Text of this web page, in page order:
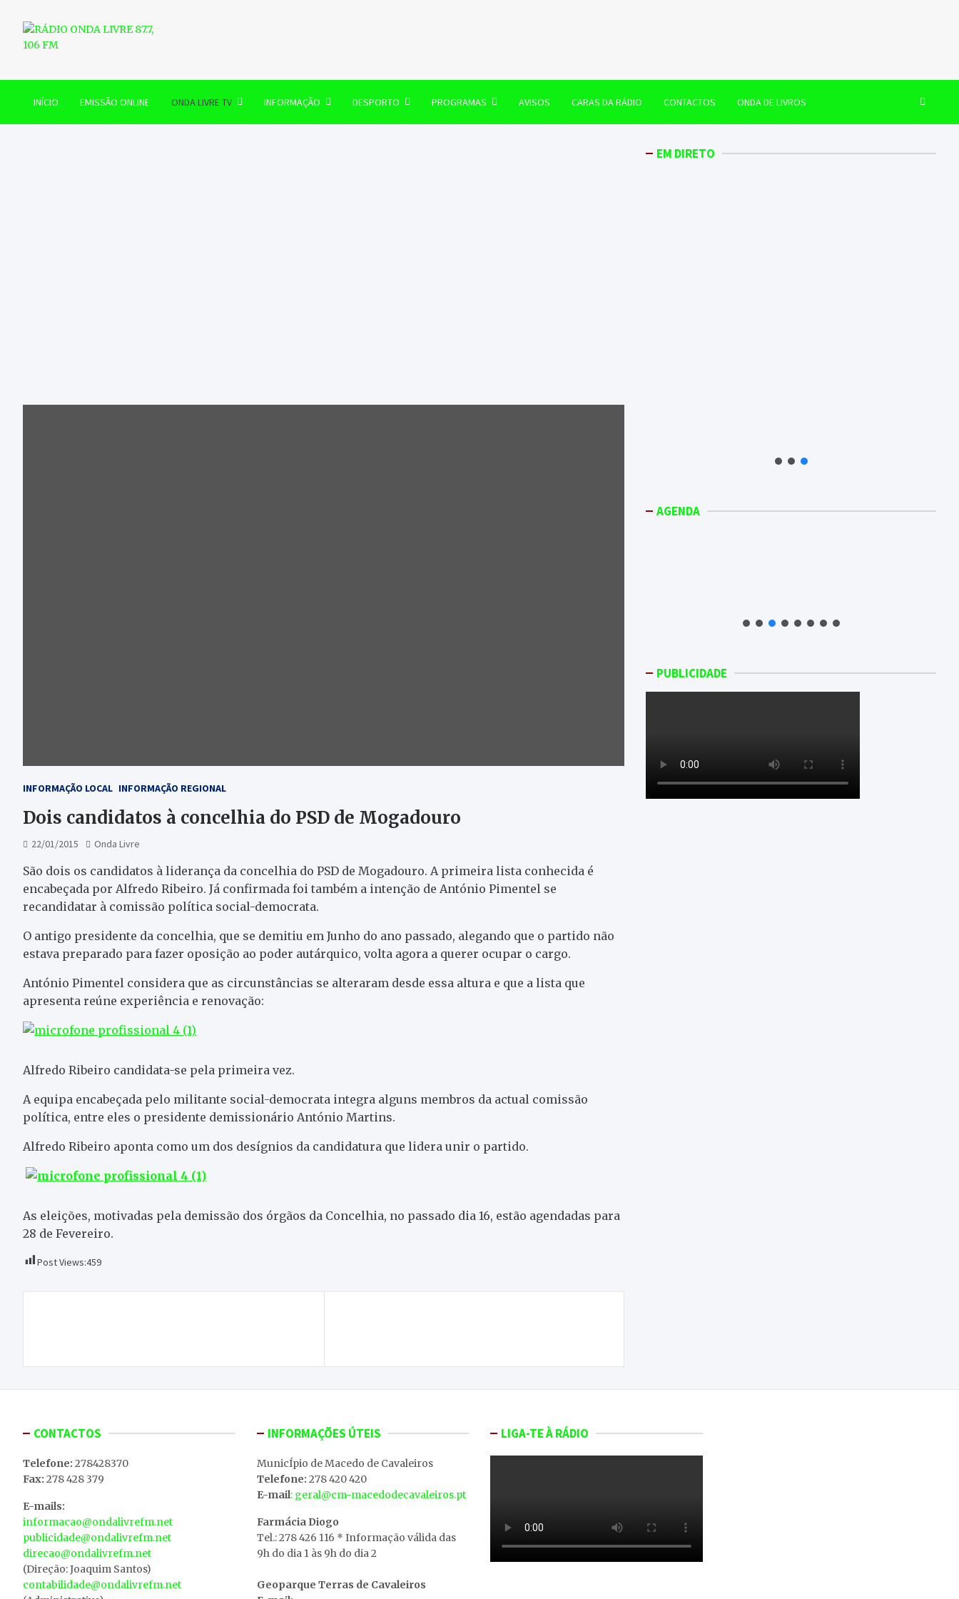
content
RÁDIO ONDA LIVRE 87.7, 106 FM
INÍCIO EMISSÃO ONLINE ONDA LIVRE TV INFORMAÇÃO DESPORTO PROGRAMAS AVISOS CARAS DA RÁDIO CONTACTOS ONDA DE LIVROS
INFORMAÇÃO LOCAL INFORMAÇÃO REGIONAL
Dois candidatos à concelhia do PSD de Mogadouro
22/01/2015 Onda Livre
São dois os candidatos à liderança da concelhia do PSD de Mogadouro. A primeira lista conhecida é
encabeçada por Alfredo Ribeiro. Já confirmada foi também a intenção de António Pimentel se
recandidatar à comissão política social-democrata.
O antigo presidente da concelhia, que se demitiu em Junho do ano passado, alegando que o partido não
estava preparado para fazer oposição ao poder autárquico, volta agora a querer ocupar o cargo.
António Pimentel considera que as circunstâncias se alteraram desde essa altura e que a lista que
apresenta reúne experiência e renovação:
Alfredo Ribeiro candidata-se pela primeira vez.
A equipa encabeçada pelo militante social-democrata integra alguns membros da actual comissão
política, entre eles o presidente demissionário António Martins.
Alfredo Ribeiro aponta como um dos desígnios da candidatura que lidera unir o partido.
As eleições, motivadas pela demissão dos órgãos da Concelhia, no passado dia 16, estão agendadas para
28 de Fevereiro.
Post Views:459
artigos
EM DIRETO
AGENDA
PUBLICIDADE
CONTACTOS
Telefone: 278428370
Fax: 278 428 379
E-mails:
informacao@ondalivrefm.net
publicidade@ondalivrefm.net
direcao@ondalivrefm.net
(Direção: Joaquim Santos)
contabilidade@ondalivrefm.net
INFORMAÇÕES ÚTEIS
MunicÍpio de Macedo de Cavaleiros
Telefone: 278 420 420
E-mail: geral@cm-macedodecavaleiros.pt
Farmácia Diogo
Tel.: 278 426 116 * Informação válida das
9h do dia 1 às 9h do dia 2
Geoparque Terras de Cavaleiros
LIGA-TE À RÁDIO